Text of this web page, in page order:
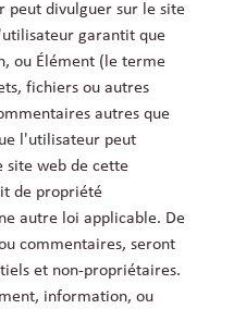
peut divulguer sur le site
garantit que
ou Élément (le terme
fichiers ou autres
autres que
l'utilisateur peut
site web de cette
de propriété
autre loi applicable. De
commentaires, seront
et non-propriétaires.
information, ou